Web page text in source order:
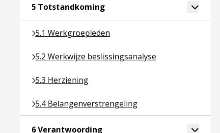
5 Totstandkoming Ga naar pagina over 5 Toggle
5.1 Werkgroepleden
Ga naar pagina over 5.1 Werkgroepleden
5.2 Werkwijze beslissingsanalyse
Ga naar pagina over 5.2 Werkwijze
5.3 Herziening
Ga naar pagina over 5.3 Herziening
5.4 Belangenverstrengeling
Ga naar pagina over 5.4 Belangenverstrengeling
6 Verantwoording Ga naar pagina over 6 Toggle